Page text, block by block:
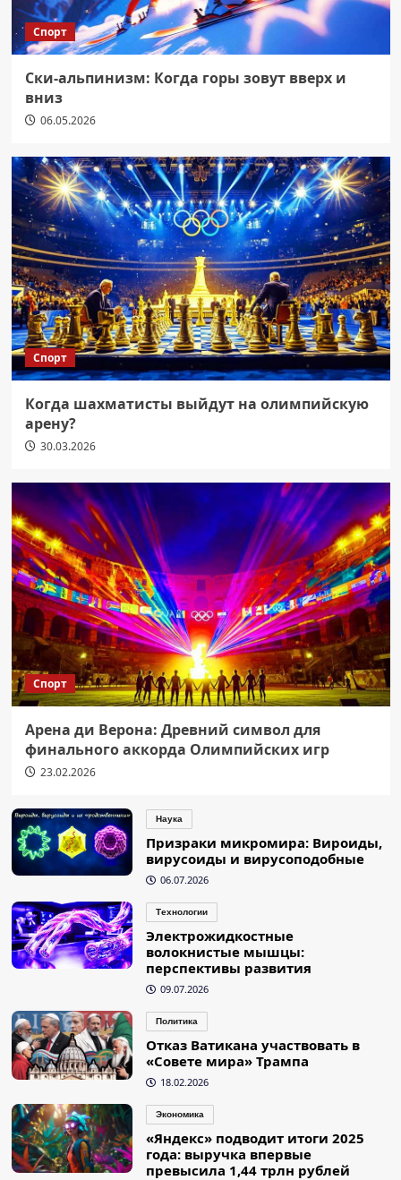
Спорт
Ски-альпинизм: Когда горы зовут вверх и
вниз
06.05.2026
Спорт
Когда шахматисты выйдут на олимпийскую
арену?
30.03.2026
Спорт
Арена ди Верона: Древний символ для
финального аккорда Олимпийских игр
23.02.2026
Наука
Призраки микромира: Вироиды,
вирусоиды и вирусоподобные
06.07.2026
Технологии
Электрожидкостные
волокнистые мышцы:
перспективы развития
09.07.2026
Политика
Отказ Ватикана участвовать в
«Совете мира» Трампа
18.02.2026
Экономика
«Яндекс» подводит итоги 2025
года: выручка впервые
превысила 1,44 трлн рублей